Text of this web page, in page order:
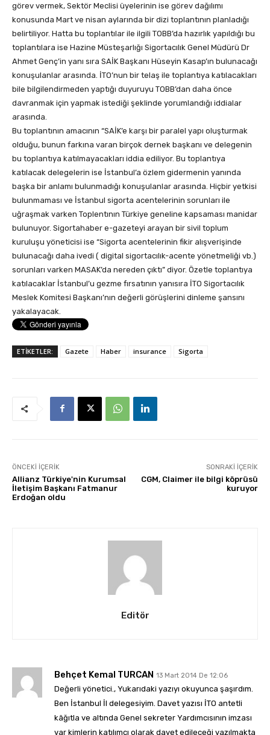
görev vermek, Sektör Meclisi üyelerinin ise görev dağılımı
konusunda Mart ve nisan aylarında bir dizi toplantının planladığı
belirtiliyor. Hatta bu toplantılar ile ilgili TOBB’da hazırlık yapıldığı bu
toplantılara ise Hazine Müsteşarlığı Sigortacılık Genel Müdürü Dr
Ahmet Genç’in yanı sıra SAİK Başkanı Hüseyin Kasap’ın bulunacağı
konuşulanlar arasında. İTO’nun bir telaş ile toplantıya katılacakları
bile bilgilendirmeden yaptığı duyuruyu TOBB’dan daha önce
davranmak için yapmak istediği şeklinde yorumlandığı iddialar
arasında.
Bu toplantının amacının “SAİK’e karşı bir paralel yapı oluşturmak
olduğu, bunun farkına varan birçok dernek başkanı ve delegenin
bu toplantıya katılmayacakları iddia ediliyor. Bu toplantıya
katılacak delegelerin ise İstanbul’a özlem gidermenin yanında
başka bir anlamı bulunmadığı konuşulanlar arasında. Hiçbir yetkisi
bulunmaması ve İstanbul sigorta acentelerinin sorunları ile
uğraşmak varken Toplentının Türkiye geneline kapsaması manidar
bulunuyor. Sigortahaber e-gazeteyi arayan bir sivil toplum
kuruluşu yöneticisi ise “Sigorta acentelerinin fikir alışverişinde
bulunacağı daha ivedi ( digital sigortacılık-acente yönetmeliği vb.)
sorunları varken MASAK’da nereden çıktı” diyor. Özetle toplantıya
katılacaklar İstanbul’u gezme fırsatının yanısıra İTO Sigortacılık
Meslek Komitesi Başkanı’nın değerli görüşlerini dinleme şansını
yakalayacak.
ETİKETLER: Gazete Haber insurance Sigorta
ÖNCEKI İÇERIK
Allianz Türkiye'nin Kurumsal
İletişim Başkanı Fatmanur
Erdoğan oldu
SONRAKI İÇERIK
CGM, Claimer ile bilgi köprüsü
kuruyor
Editör
Behçet Kemal TURCAN 13 Mart 2014 De 12:06
Değerli yönetici., Yukarıdaki yazıyı okuyunca şaşırdım.
Ben İstanbul İl delegesiyim. Davet yazısı İTO antetli
kâğıtla ve altında Genel sekreter Yardımcısının imzası
var kimlerin katılımcı olarak davet edileceği yazılmakta